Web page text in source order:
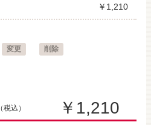
￥1,210
変更
削除
（税込） ￥1,210